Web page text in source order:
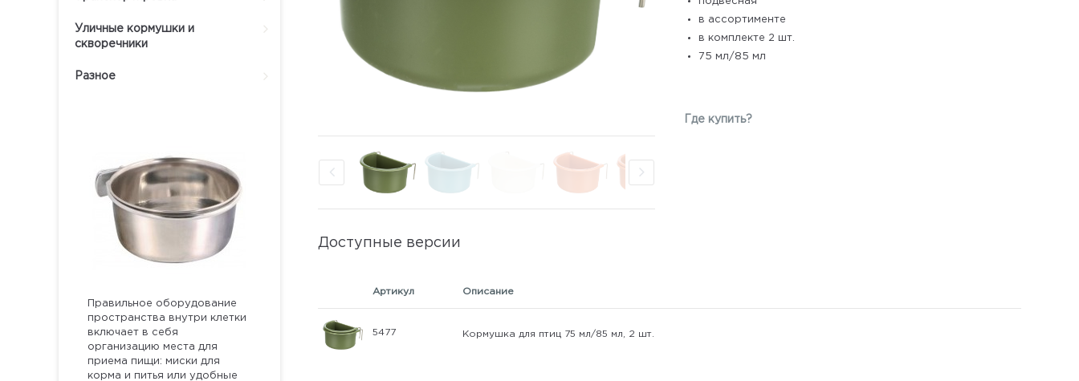
Уличные кормушки и
скворечники
Разное
Правильное оборудование
пространства внутри клетки
включает в себя
организацию места для
приема пищи: миски для
корма и питья или удобные
в ассортименте
в комплекте 2 шт.
75 мл/85 мл
Где купить?
Доступные версии
Артикул Описание
5477 Кормушка для птиц 75 мл/85 мл, 2 шт.